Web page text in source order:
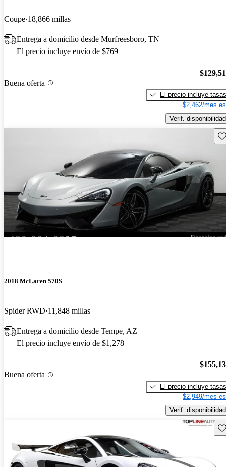
Coupe 18,866 millas
Entrega a domicilio desde Murfreesboro, TN
El precio incluye envío de $769
Buena oferta
El precio incluye tasas
$2,462/mes
Verif. disponibilidad
2018 McLaren 570S
Spider RWD 11,848 millas
Entrega a domicilio desde Tempe, AZ
El precio incluye envío de $1,278
Buena oferta
El precio incluye tasas
$2,949/mes
Verif. disponibilidad